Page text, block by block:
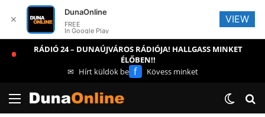
RÁDIÓ 24 – DUNAÚJVÁROS RÁDIÓJA! HALLGASS MINKET
ÉLŐBEN!!
✉ Hírt küldök be f Kövess minket
Menü
✕
DunaOnline
FREE
In Google Play
VIEW